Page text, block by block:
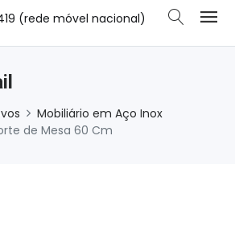
(rede móvel nacional)
Mobiliário em Aço Inox
de Mesa 60 Cm